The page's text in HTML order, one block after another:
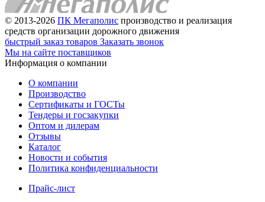
© 2013-2026 ПК Мегаполис производство и реализация
средств организации дорожного движения
быстрый заказ товаров Заказать звонок
Мы на сайте поставщиков
Информация о компании
О компании
Производство
Сертификаты и ГОСТы
Тендеры и госзакупки
Оптом и дилерам
Отзывы
Каталог
Новости и события
Политика конфиденциальности
Прайс-лист